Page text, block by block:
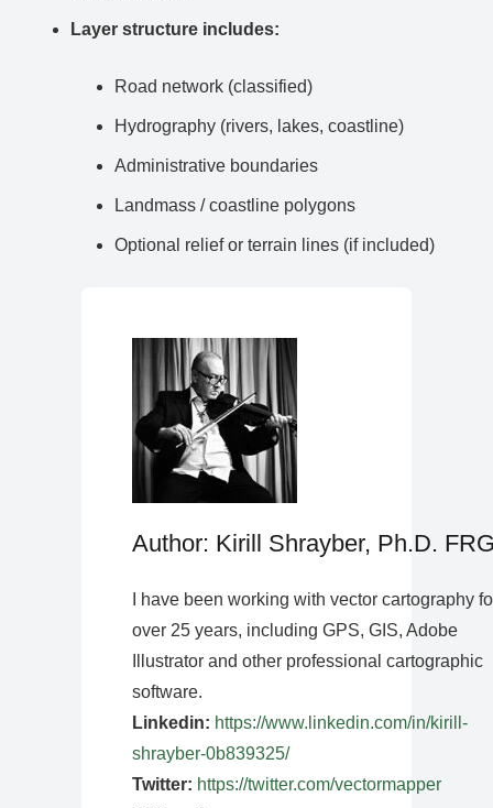
Layer structure includes:
Road network (classified)
Hydrography (rivers, lakes, coastline)
Administrative boundaries
Landmass / coastline polygons
Optional relief or terrain lines (if included)
Author: Kirill Shrayber, Ph.D.
I have been working with vector cartography
over 25 years, including GPS, GIS, Adobe
Illustrator and other professional cartographic
software.
Linkedin: https://www.linkedin.com/in/kirill-
shrayber-0b839325/
Twitter: https://twitter.com/vectormapper